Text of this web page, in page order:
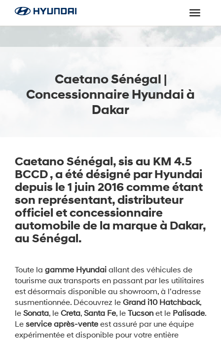
Toggle
Caetano Sénégal |
Concessionnaire Hyundai à
Dakar
Caetano Sénégal, sis au KM 4.5
BCCD , a été désigné par Hyundai
depuis le 1 juin 2016 comme étant
son représentant, distributeur
officiel et concessionnaire
automobile de la marque à Dakar,
au Sénégal.
Toute la gamme Hyundai allant des véhicules de
tourisme aux transports en passant par les utilitaires
est désormais disponible au showroom, à l’adresse
susmentionnée. Découvrez le Grand i10 Hatchback,
le Sonata, le Creta, Santa Fe, le Tucson et le Palisade.
Le service après-vente est assuré par une équipe
expérimentée et disponible pour votre entière